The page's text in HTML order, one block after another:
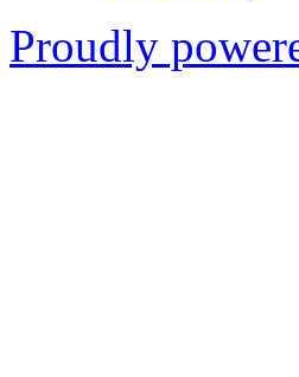
Proudly